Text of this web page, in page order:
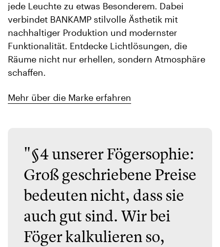
jede Leuchte zu etwas Besonderem. Dabei
verbindet BANKAMP stilvolle Ästhetik mit
nachhaltiger Produktion und modernster
Funktionalität. Entdecke Lichtlösungen, die
Räume nicht nur erhellen, sondern Atmosphäre
schaffen.
Mehr über die Marke erfahren
"§4 unserer Fögersophie:
Groß geschriebene Preise
bedeuten nicht, dass sie
auch gut sind. Wir bei
Föger kalkulieren so,